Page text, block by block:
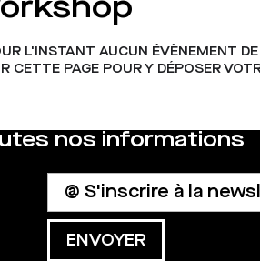
L'INSTANT AUCUN ÉVÈNEMENT
CETTE PAGE POUR Y DÉPOSER
nos informations